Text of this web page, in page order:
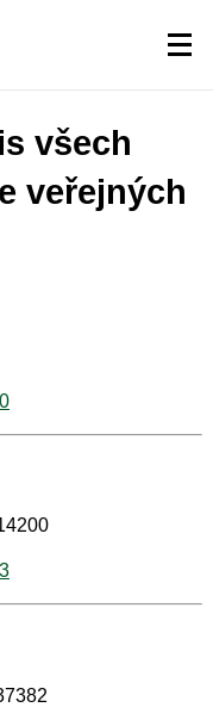
všech
veřejných